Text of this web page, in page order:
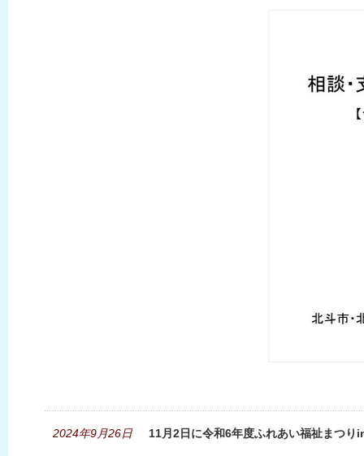
2024年9月26日 11月2日に令和6年度ふれあい福祉まつり